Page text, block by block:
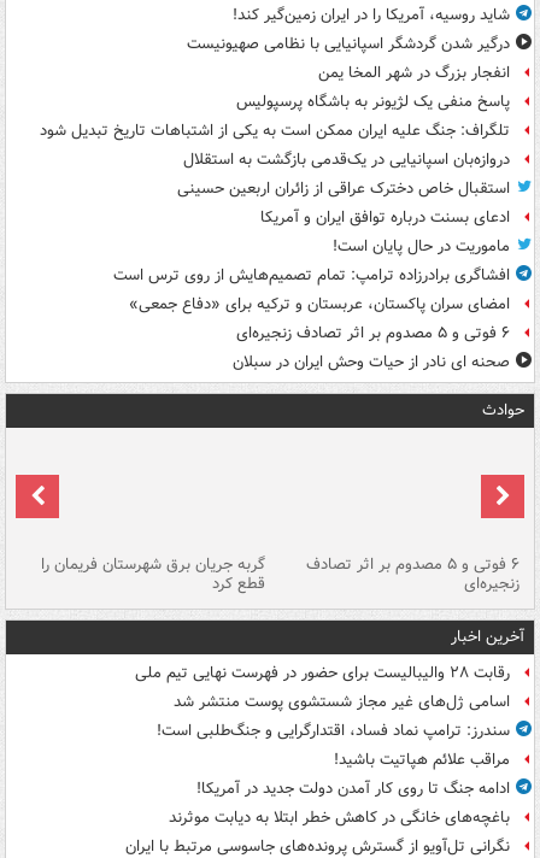
شاید روسیه، آمریکا را در ایران زمین‌گیر کند!
درگیر شدن گردشگر اسپانیایی با نظامی صهیونیست
انفجار بزرگ در شهر المخا یمن
پاسخ منفی یک لژیونر به باشگاه پرسپولیس
تلگراف: جنگ علیه ایران ممکن است به یکی از اشتباهات تاریخ تبدیل شود
دروازه‌بان اسپانیایی در یک‌قدمی بازگشت به استقلال
استقبال خاص دخترک عراقی از زائران اربعین حسینی
ادعای بسنت درباره توافق ایران و آمریکا
ماموریت در حال پایان است!
افشاگری برادرزاده ترامپ: تمام تصمیم‌هایش از روی ترس است
امضای سران پاکستان، عربستان و ترکیه برای «دفاع جمعی»
۶ فوتی و ۵ مصدوم بر اثر تصادف زنجیره‌ای
صحنه ای نادر از حیات وحش ایران در سبلان
حوادث
۶ فوتی و ۵ مصدوم بر اثر تصادف
زنجیره‌ای
گربه جریان برق شهرستان فریمان را
قطع کرد
آخرین اخبار
رقابت ۲۸ والیبالیست برای حضور در فهرست نهایی تیم ملی
اسامی ژل‌های غیر مجاز شستشوی پوست منتشر شد
سندرز: ترامپ نماد فساد، اقتدارگرایی و جنگ‌طلبی است!
مراقب علائم هپاتیت باشید!
ادامه جنگ تا روی کار آمدن دولت جدید در آمریکا!
باغچه‌های خانگی در کاهش خطر ابتلا به دیابت موثرند
نگرانی تل‌آویو از گسترش پرونده‌های جاسوسی مرتبط با ایران